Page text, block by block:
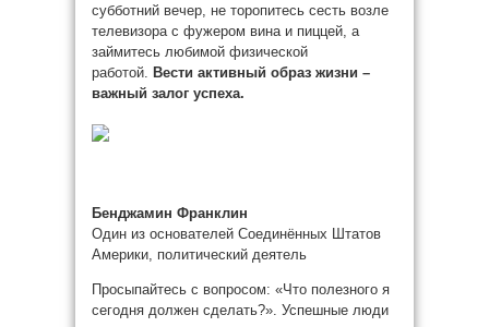
субботний вечер, не торопитесь сесть возле
телевизора с фужером вина и пиццей, а
займитесь любимой физической
работой. Вести активный образ жизни –
важный залог успеха.
Бенджамин Франклин
Один из основателей Соединённых Штатов
Америки, политический деятель
Просыпайтесь с вопросом: «Что полезного я
сегодня должен сделать?». Успешные люди